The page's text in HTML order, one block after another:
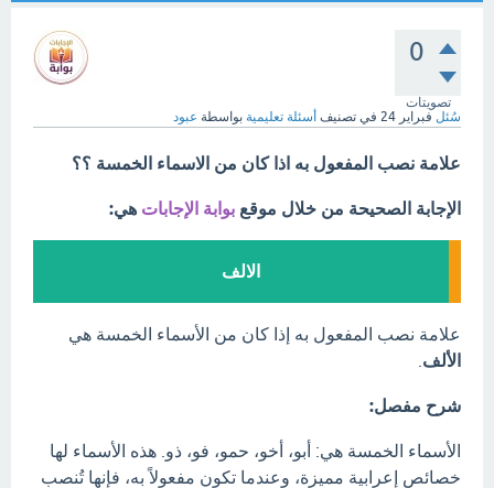
0
تصويتات
سُئل فبراير 24 في تصنيف أسئلة تعليمية بواسطة عبود
علامة نصب المفعول به اذا كان من الاسماء الخمسة ؟؟
الإجابة الصحيحة من خلال موقع بوابة الإجابات هي:
الالف
علامة نصب المفعول به إذا كان من الأسماء الخمسة هي
الألف
شرح مفصل:
الأسماء الخمسة هي: أبو، أخو، حمو، فو، ذو. هذه الأسماء لها
خصائص إعرابية مميزة، وعندما تكون مفعولاً به، فإنها تُنصب